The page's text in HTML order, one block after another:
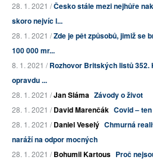
28. 1. 2021 /Česko stále mezi nejhůře
skoro nejvíc l...
28. 1. 2021 /Zde je pět způsobů, jimiž se
100 000 mr...
8. 1. 2021 /Rozhovor Britských listů
opravdu ...
28. 1. 2021 /Jan Sláma Závody o život
28. 1. 2021 /David Marenčák Covid –
28. 1. 2021 /Daniel Veselý Chmurná
naráží na odpor mocných
28. 1. 2021 /Bohumil Kartous Proč